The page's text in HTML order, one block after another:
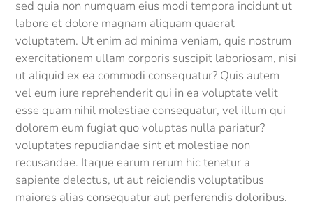
sed quia non numquam eius modi tempora incidunt ut
labore et dolore magnam aliquam quaerat
voluptatem. Ut enim ad minima veniam, quis nostrum
exercitationem ullam corporis suscipit laboriosam, nisi
ut aliquid ex ea commodi consequatur? Quis autem
vel eum iure reprehenderit qui in ea voluptate velit
esse quam nihil molestiae consequatur, vel illum qui
dolorem eum fugiat quo voluptas nulla pariatur?
voluptates repudiandae sint et molestiae non
recusandae. Itaque earum rerum hic tenetur a
sapiente delectus, ut aut reiciendis voluptatibus
maiores alias consequatur aut perferendis doloribus.